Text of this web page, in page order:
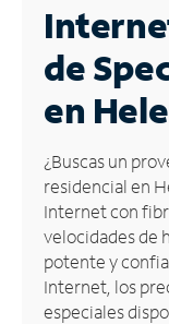
Business
Contáctanos
Inglés
Administrar
cuenta
Encuentra
una
tienda
de
en
¿Buscas un
residencial en
Internet con
velocidades de
potente y
Internet, los
especiales